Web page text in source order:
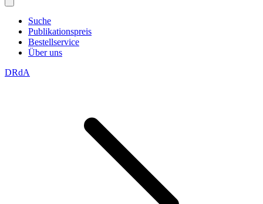
Suche
Publikationspreis
Bestellservice
Über uns
DRdA